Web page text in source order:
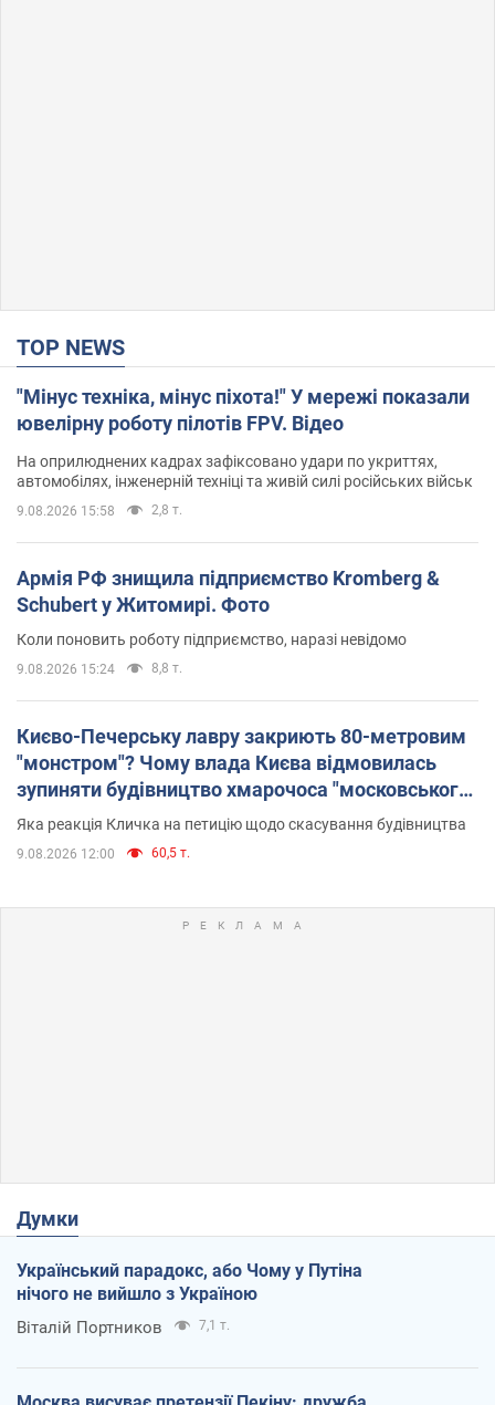
TOP NEWS
"Мінус техніка, мінус піхота!" У мережі показали
ювелірну роботу пілотів FPV. Відео
На оприлюднених кадрах зафіксовано удари по укриттях,
автомобілях, інженерній техніці та живій силі російських військ
9.08.2026 15:58 2,8 т.
Армія РФ знищила підприємство Kromberg &
Schubert у Житомирі. Фото
Коли поновить роботу підприємство, наразі невідомо
9.08.2026 15:24 8,8 т.
Києво-Печерську лавру закриють 80-метровим
"монстром"? Чому влада Києва відмовилась
зупиняти будівництво хмарочоса "московського
вірянина"
Яка реакція Кличка на петицію щодо скасування будівництва
9.08.2026 12:00 60,5 т.
Думки
Український парадокс, або Чому у Путіна
нічого не вийшло з Україною
Віталій Портников 7,1 т.